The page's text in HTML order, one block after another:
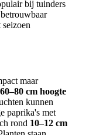
bij tuinders
maar
60–80 cm hoogte
kunnen
paprika's met
rond 10–12 cm